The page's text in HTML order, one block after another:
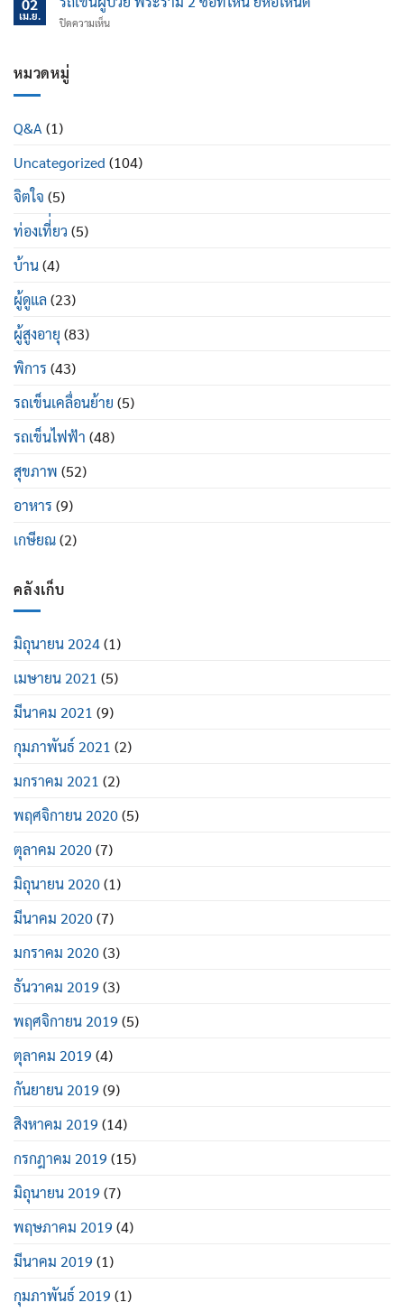
ไหน
นอน
ป้องกัน
ข้อ
บ้าง
02
เม.ย.
ปิดความเห็นบน
ยี่ห้อ
หมวดหมู่
Q&A (1)
Uncategorized (104)
จิตใจ (5)
ท่องเที่่ยว (5)
บ้าน(4)
ผู้ดูแล (23)
ผู้สูงอายุ (83)
พิการ (43)
รถเข็นเคลื่อนย้าย (5)
รถเข็นไฟฟ้า (48)
สุขภาพ (52)
อาหาร (9)
เกษียณ(2)
คลังเก็บ
มิถุนายน 2024(1)
เมษายน 2021 (5)
มีนาคม 2021 (9)
กุมภาพันธ์ 2021 (2)
มกราคม 2021 (2)
พฤศจิกายน 2020(5)
ตุลาคม 2020(7)
มิถุนายน 2020(1)
มีนาคม 2020(7)
มกราคม 2020(3)
ธันวาคม 2019 (3)
พฤศจิกายน 2019 (5)
ตุลาคม 2019 (4)
กันยายน 2019 (9)
สิงหาคม 2019 (14)
กรกฎาคม 2019 (15)
มิถุนายน 2019 (7)
พฤษภาคม 2019 (4)
มีนาคม 2019 (1)
กุมภาพันธ์ 2019 (1)